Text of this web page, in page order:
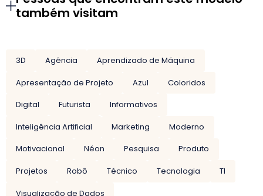
também visitam
3D Agência
Aprendizado de Máquina
Apresentação de Projeto
Azul
Coloridos
Digital
Futurista
Informativos
Inteligência Artificial
Marketing
Moderno
Motivacional
Néon Pesquisa
Produto
Projetos
Robô Técnico Tecnologia
TI
Visualização de Dados